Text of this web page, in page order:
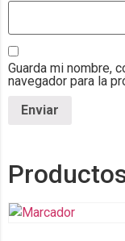
Guarda mi nombre,
navegador para la